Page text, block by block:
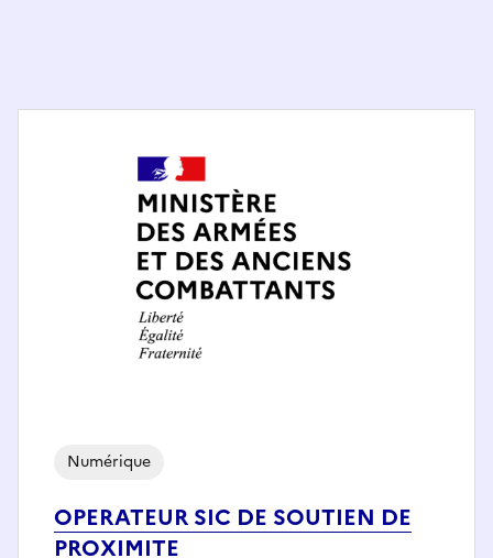
OPERATEUR SIC DE SOUTIEN DE
PROXIMITE
Numérique